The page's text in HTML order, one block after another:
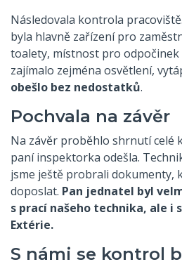
Následovala kontrola
byla hlavně zařízení pro
toalety, místnost pro
zajímalo zejména osvětlení,
obešlo bez nedostatků.
Pochvala na závěr
Na závěr proběhlo shrnutí celé
paní inspektorka odešla.
jsme ještě probrali dokumenty,
doposlat. Pan jednatel byl
s prací našeho technika, ale i
Extérie.
S námi se kontrol